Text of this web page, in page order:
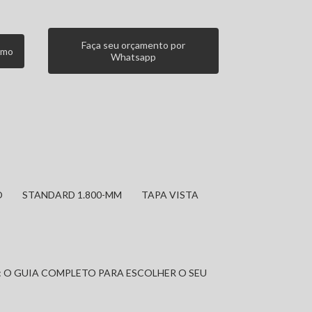
Faça seu orçamento por
Whatsapp
STANDARD 1.800-MM TAPA VISTA
GUIA COMPLETO PARA ESCOLHER O SEU